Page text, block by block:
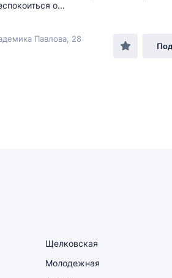
о...
Павлова , 28
Щелковская
Молодежная